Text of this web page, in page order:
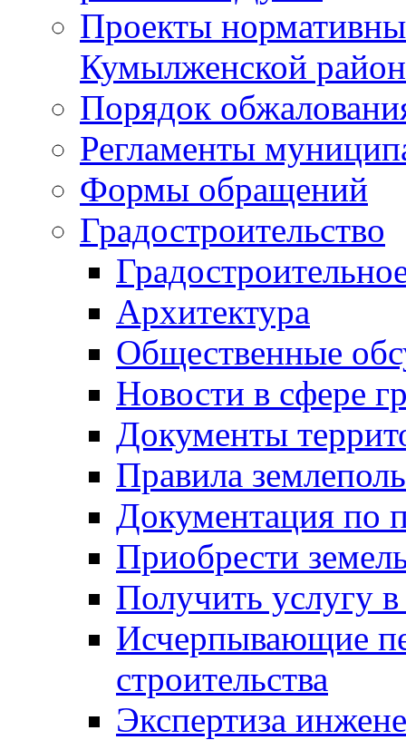
Проекты
Кумылженской
Порядок
Регламенты
Формы обращений
Градостроительство
Архитектура
Общественные
Новости в сфере
Документы
Правила
Документация по
Приобрести
Получить услугу в
Исчерпывающие
строительства
Экспертиза